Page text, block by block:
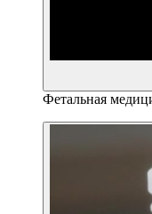
Фетальная